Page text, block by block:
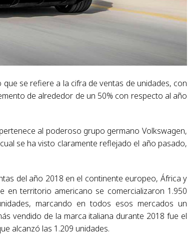
se refiere a la cifra de ventas de unidades, con
de alrededor de un 50% con respecto al año
al poderoso grupo germano Volkswagen,
se ha visto claramente reflejado el año pasado,
del año 2018 en el continente europeo, África y
en territorio americano se comercializaron 1.950
marcando en todos esos mercados un
vendido de la marca italiana durante 2018 fue el
alcanzó las 1.209 unidades.